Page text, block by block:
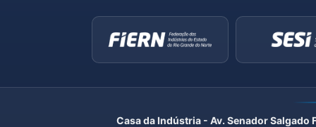
Casa da Indústria - Av. Senador